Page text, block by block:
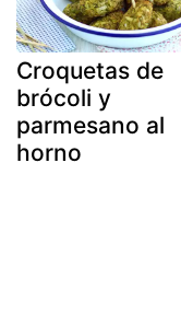
Croquetas de
brócoli y
parmesano al
horno